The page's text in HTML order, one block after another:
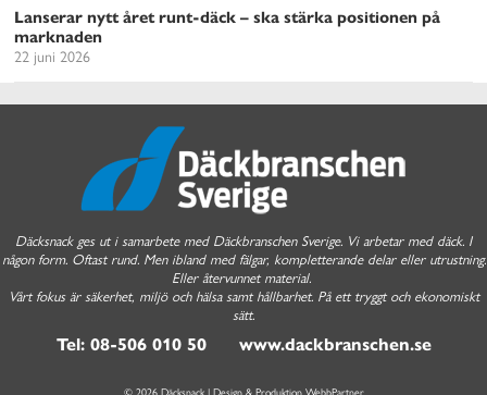
Lanserar nytt året runt-däck – ska stärka positionen på
marknaden
22 juni 2026
Däcksnack ges ut i samarbete med Däckbranschen Sverige. Vi arbetar med däck. I
någon form. Oftast rund. Men ibland med fälgar, kompletterande delar eller utrustning.
Eller återvunnet material.
Vårt fokus är säkerhet, miljö och hälsa samt hållbarhet. På ett tryggt och ekonomiskt
sätt.
Tel: 08-506 010 50 www.dackbranschen.se
© 2026 Däcksnack | Design & Produktion WebbPartner